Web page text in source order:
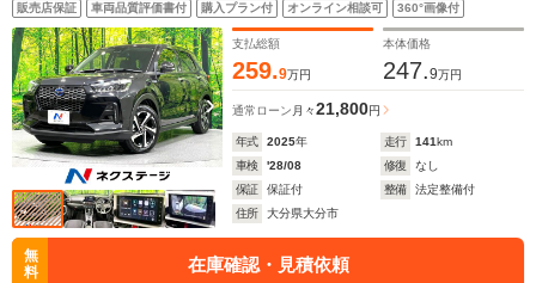
ー LEDヘッド/フォグ Bluetooth再生 スマートキー
クリアランスソナー
販売店保証 車両品質評価書付 購入プラン付 オンライン相談可 360°画像付
支払総額
259.9万円
本体価格
247.9万円
通常ローン 月々21,800円
年式 2025年 走行 141km
車検
'28/08 修復
なし
保証
保証付 整備
法定整備付
住所
大分県大分市
無
料
在庫確認・見積依頼